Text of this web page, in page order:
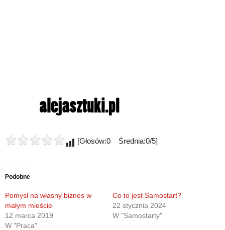
[Głosów:0 Średnia:0/5]
Podobne
Pomysł na własny biznes w
małym mieście
12 marca 2019
W "Praca"
Co to jest Samostart?
22 stycznia 2024
W "Samostarty"